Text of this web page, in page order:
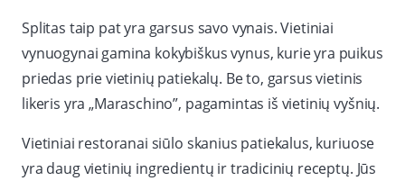
Splitas taip pat yra garsus savo vynais. Vietiniai
vynuogynai gamina kokybiškus vynus, kurie yra puikus
priedas prie vietinių patiekalų. Be to, garsus vietinis
likeris yra „Maraschino”, pagamintas iš vietinių vyšnių.
Vietiniai restoranai siūlo skanius patiekalus, kuriuose
yra daug vietinių ingredientų ir tradicinių receptų. Jūs